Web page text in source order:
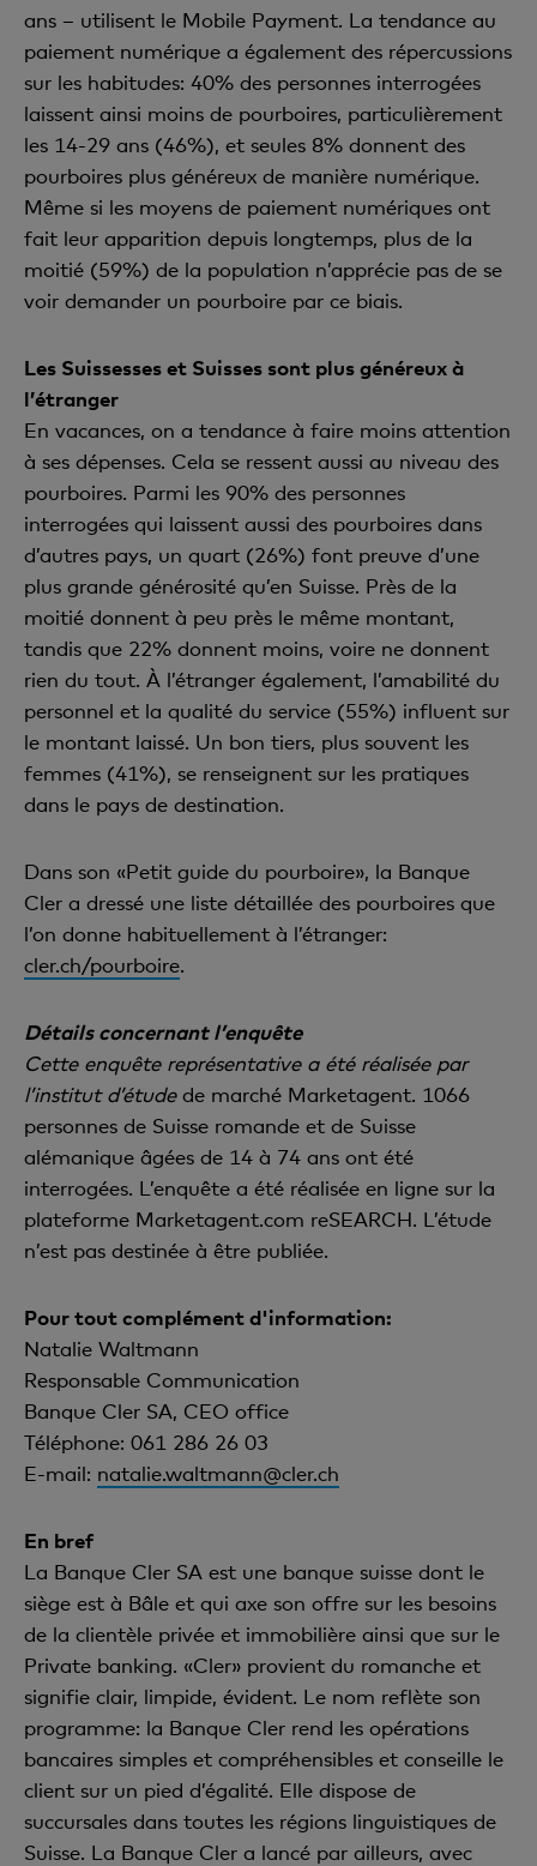
ans – utilisent le Mobile Payment. La tendance au
paiement numérique a également des répercussions
sur les habitudes: 40% des personnes interrogées
laissent ainsi moins de pourboires, particulièrement
les 14-29 ans (46%), et seules 8% donnent des
pourboires plus généreux de manière numérique.
Même si les moyens de paiement numériques ont
fait leur apparition depuis longtemps, plus de la
moitié (59%) de la population n’apprécie pas de se
voir demander un pourboire par ce biais.
Les Suissesses et Suisses sont plus généreux à
l’étranger
En vacances, on a tendance à faire moins attention
à ses dépenses. Cela se ressent aussi au niveau des
pourboires. Parmi les 90% des personnes
interrogées qui laissent aussi des pourboires dans
d’autres pays, un quart (26%) font preuve d’une
plus grande générosité qu’en Suisse. Près de la
moitié donnent à peu près le même montant,
tandis que 22% donnent moins, voire ne donnent
rien du tout. À l’étranger également, l’amabilité du
personnel et la qualité du service (55%) influent sur
le montant laissé. Un bon tiers, plus souvent les
femmes (41%), se renseignent sur les pratiques
dans le pays de destination.
Dans son «Petit guide du pourboire», la Banque
Cler a dressé une liste détaillée des pourboires que
l’on donne habituellement à l’étranger:
cler.ch/pourboire.
Détails concernant l’enquête
Cette enquête représentative a été réalisée par
l’institut d’étudede marché Marketagent. 1066
personnes de Suisse romande et de Suisse
alémanique âgées de 14 à 74 ans ont été
interrogées. L’enquête a été réalisée en ligne sur la
plateforme Marketagent.com reSEARCH. L’étude
n’est pas destinée à être publiée.
Pour tout complément d'information:
Natalie Waltmann
Responsable Communication
Banque Cler SA, CEO office
Téléphone: 061 286 26 03
E-mail: natalie.waltmann@cler.ch
En bref
La Banque Cler SA est une banque suisse dont le
siège est à Bâle et qui axe son offre sur les besoins
de la clientèle privée et immobilière ainsi que sur le
Private banking. «Cler» provient du romanche et
signifie clair, limpide, évident. Le nom reflète son
programme: la Banque Cler rend les opérations
bancaires simples et compréhensibles et conseille le
client sur un pied d’égalité. Elle dispose de
succursales dans toutes les régions linguistiques de
Suisse. La Banque Cler a lancé par ailleurs, avec